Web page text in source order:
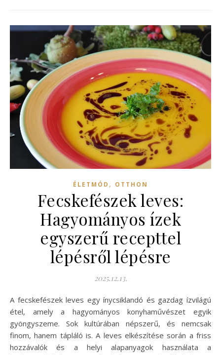
ÉLETMÓD , OTTHON
Fecskefészek leves:
Hagyományos ízek
egyszerű recepttel
lépésről lépésre
2025.12.13.
A fecskefészek leves egy ínycsiklandó és gazdag ízvilágú
étel, amely a hagyományos konyhaművészet egyik
gyöngyszeme. Sok kultúrában népszerű, és nemcsak
finom, hanem tápláló is. A leves elkészítése során a friss
hozzávalók és a helyi alapanyagok használata a